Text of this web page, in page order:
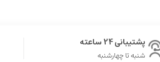
پشتیبانی 24 ساعته
شنبه تا چهارشنبه